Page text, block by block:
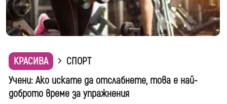
КРАСИВА
СПОРТ
Учени: Ако искате да отслабнете, това е най-
доброто време за упражнения